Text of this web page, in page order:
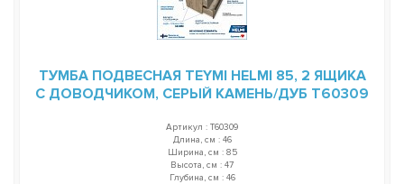
ТУМБА ПОДВЕСНАЯ TEYMI HELMI 85, 2 ЯЩИКА
С ДОВОДЧИКОМ, СЕРЫЙ КАМЕНЬ/ДУБ T60309
Артикул : T60309
Длина, см : 46
Ширина, см : 85
Высота, см : 47
Глубина, см : 46